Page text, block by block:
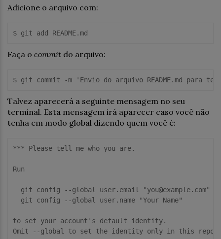
Adicione o arquivo com:
Faça o commit do arquivo:
Talvez aparecerá a seguinte mensagem no seu
terminal. Esta mensagem irá aparecer caso você não
tenha em modo global dizendo quem você é:
*** Please tell me who you are.
Run
  git config --global user.email "you@example.com"
  git config --global user.name "Your Name"
to set your account's default identity.
Omit --global to set the identity only in this